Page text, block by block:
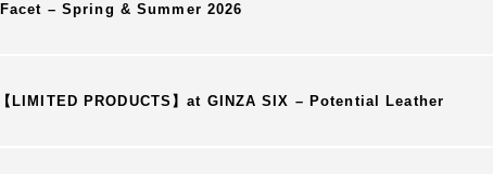
Facet – Spring & Summer 2026
【LIMITED PRODUCTS】at GINZA SIX – Potential Leather